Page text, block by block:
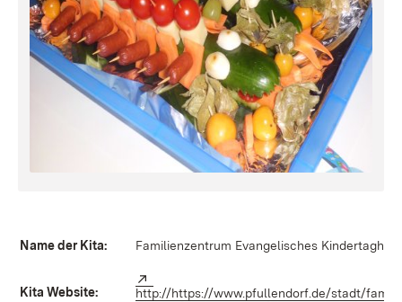
Name der Kita: Familienzentrum Evangelisches
Kita Website:
http://https://www.pfullendorf.de/stadt/